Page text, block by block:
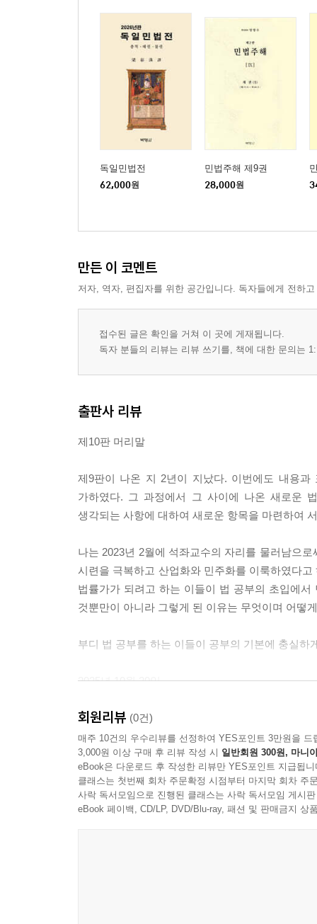
사용자책임
제3절 타인의 물건을 사용하는 관계 126
[75] 매매목적물에 전세 사는 사람이 있을 경우/
특별한 보호/[80] 보증금 등의 반환/[81] 점포
차임증감청구권/ [84] 현실의 관찰과 민법/[85] 매
제3장 계약의 효력불발생
제1절 계약의 성립과정에서의 고장 151
계약의 취소/[93] 취소의 효과/[94] 취소 여부의
대법원판결의 검토―대항요건의 구비/[110] 대법
‘중요한 착오’의 유형/[122] 사기?강박
제2절 계약의 내용에 관한 고장사유 220
어느 법률요건의 연유/[134] 원시적으로 불능인 급
제4장 채무불이행
[135] 채무불이행/[136] 채무불이행과 계약 위반/
해방효/[141] 위험부담/[142] 이행지체/[143] 이
제2절 강제이행과 민사소송 276
[152] 채무의 강제이행/[153] 강제이행의 원칙적
금지/[157] 채권법과 강제집행법/[158] 민사소송
제3절 손해배상 300
[164] 채무불이행책임 개관/[165] 손해배상청구
손해/[169] 손해배상의 범위/[170] 배상범위를 정
산정에서의 증명도 경감/[174] 금전채무의 불이
[189] 매도인의 담보책임/[190] 타인 권리의 매
등기부취득시효/[198] 물품의 하자와 결함/[199]
채무불이행책임/[202] 제조물책임/[203] 불특정물
연관성
독일민법전
62,000원
민법주해 제9권
28,000원
만든 이 코멘트
저자, 역자, 편집자를 위한 공간입니다. 독자들에게 전하
접수된 글은 확인을 거쳐 이 곳에 게재됩니다.
독자 분들의 리뷰는 리뷰 쓰기를, 책에 대한 문의는
출판사 리뷰
제10판 머리말
제9판이 나온 지 2년이 지났다. 이번에도 내용
가하였다. 그 과정에서 그 사이에 나온 새로운
생각되는 사항에 대하여 새로운 항목을 마련하여
나는 2023년 2월에 석좌교수의 자리를 물러남으
시련을 극복하고 산업화와 민주화를 이룩하였다
법률가가 되려고 하는 이들이 법 공부의 초입에
것뿐만이 아니라 그렇게 된 이유는 무엇이며 어떻
부디 법 공부를 하는 이들이 공부의 기본에 충실
2025년 10월 20일
들어가기 전에
1. 이 책을 읽기 전에 법전을 마련해야 한다. 그리
찾아서 찬찬히 읽어 보아야 한다. 처음에는 그 의
비추어 자신의 생각을 정리하는 습관은 매우 중요
회원리뷰 (0건)
매주 10건의 우수리뷰를 선정하여 YES포인트 3만원을 드
3,000원 이상 구매 후 리뷰 작성 시 일반회원 300원, 마니
eBook은 다운로드 후 작성한 리뷰만 YES포인트 지급됩니
클래스는 첫번째 회차 주문확정 시점부터 마지막 회차 주
사락 독서모임으로 진행된 클래스는 사락 독서모임 게시
eBook 페이백, CD/LP, DVD/Blu-ray, 패션 및 판매금지 상